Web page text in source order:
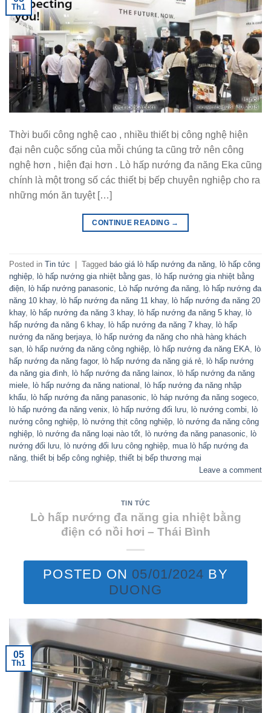
Th1
Thời buổi công nghệ cao , nhiều thiết bị công nghệ hiện
đại nên cuộc sống của mỗi chúng ta cũng trở nên công
nghệ hơn , hiện đại hơn . Lò hấp nướng đa năng Eka cũng
chính là một trong số các thiết bị bếp chuyên nghiệp cho ra
những món ăn tuyệt […]
CONTINUE READING →
Posted in Tin tức | Tagged báo giá lò hấp nướng đa năng lò hấp công
nghiệp lò hấp nướng gia nhiệt bằng gas lò hấp nướng gia nhiệt bằng
điện lò hấp nướng panasonic Lò hấp nướng đa năng lò hấp nướng đa
năng 10 khay, lò hấp nướng đa năng 11 khay, lò hấp nướng đa năng 20
khay, lò hấp nướng đa năng 3 khay, lò hấp nướng đa năng 5 khay, lò
hấp nướng đa năng 6 khay, lò hấp nướng đa năng 7 khay, lò hấp
nướng đa năng berjaya lò hấp nướng đa năng cho nhà hàng khách
sạn lò hấp nướng đa năng công nghiệp lò hấp nướng đa năng EKA lò
hấp nướng đa năng fagor, lò hấp nướng đa năng giá rẻ lò hấp nướng
đa năng gia đình lò hấp nướng đa năng lainox lò hấp nướng đa năng
miele lò hấp nướng đa năng national lò hấp nướng đa năng nhập
khẩu lò hấp nướng đa năng panasonic lò háp nướng đa năng sogeco
lò hấp nướng đa năng venix lò hấp nướng đối lưu lò nướng combi lò
nướng công nghiệp lò nướng thịt công nghiệp lò nướng đa năng công
nghiệp lò nướng đa năng loại nào tốt lò nướng đa năng panasonic lò
nướng đối lưu lò nướng đối lưu công nghiệp mua lò hấp nướng đa
năng thiết bị bếp công nghiệp thiết bị bếp thương mại
Leave a comment
TIN TỨC
Lò hấp nướng đa năng gia nhiệt bằng
điện có nồi hơi – Thái Bình
POSTED ON 05/01/2024 BY
DUONG
05
Th1